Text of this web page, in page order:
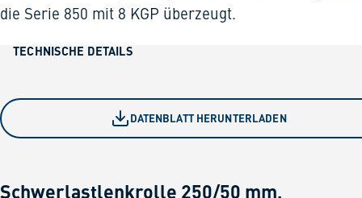
die Serie 850 mit 8 KGP überzeugt.
TECHNISCHE DETAILS
DATENBLATT HERUNTERLADEN
Schwerlastlenkrolle 250/50 mm,